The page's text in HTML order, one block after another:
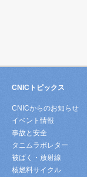
CNICトピックス
CNICからのお知らせ
イベント情報
事故と安全
タニムラボレター
被ばく・放射線
核燃料サイクル